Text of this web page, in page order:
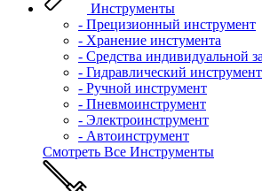
Инструменты
- Прецизионный инструмент
- Хранение инстумента
- Средства индивидуальной
- Гидравлический инструмент
- Ручной инструмент
- Пневмоинструмент
- Электроинструмент
- Автоинструмент
Смотреть Все Инструменты